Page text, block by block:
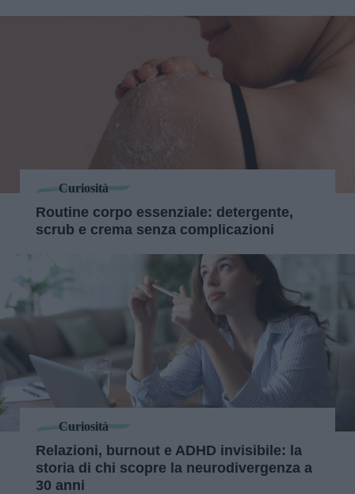
Curiosità
Routine corpo essenziale: detergente,
scrub e crema senza complicazioni
Curiosità
Relazioni, burnout e ADHD invisibile: la
storia di chi scopre la neurodivergenza a
30 anni